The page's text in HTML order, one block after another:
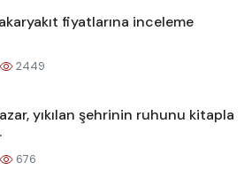
fiyatlarına inceleme
2449
yıkılan şehrinin ruhunu kitapla
676